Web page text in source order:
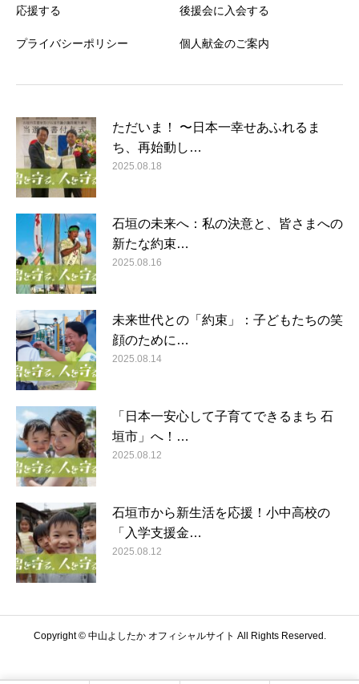
応援する
プライバシーポリシー
後援会に入会する
個人献金のご案内
ただいま！ 〜日本一幸せあふれるま
ち、再始動し…
2025.08.18
石垣の未来へ：私の決意と、皆さまへの
新たな約束…
2025.08.16
未来世代との「約束」：子どもたちの笑
顔のために…
2025.08.14
「日本一安心して子育てできるまち 石
垣市」へ！…
2025.08.12
石垣市から新生活を応援！小中高校の
「入学支援金…
2025.08.12
Copyright © 中山よしたか オフィシャルサイト All Rights Reserved.